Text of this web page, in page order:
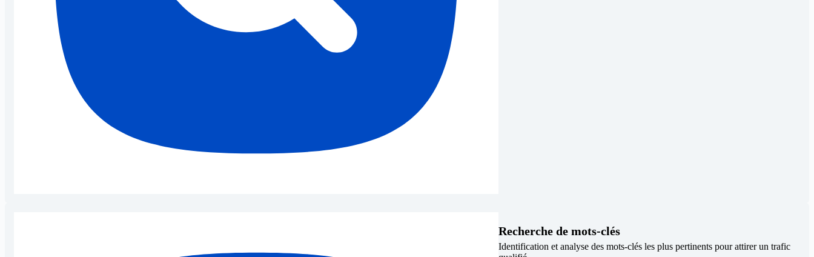
Recherche de mots-clés
Identification et analyse des mots-clés les plus pertinents pour attirer un trafic